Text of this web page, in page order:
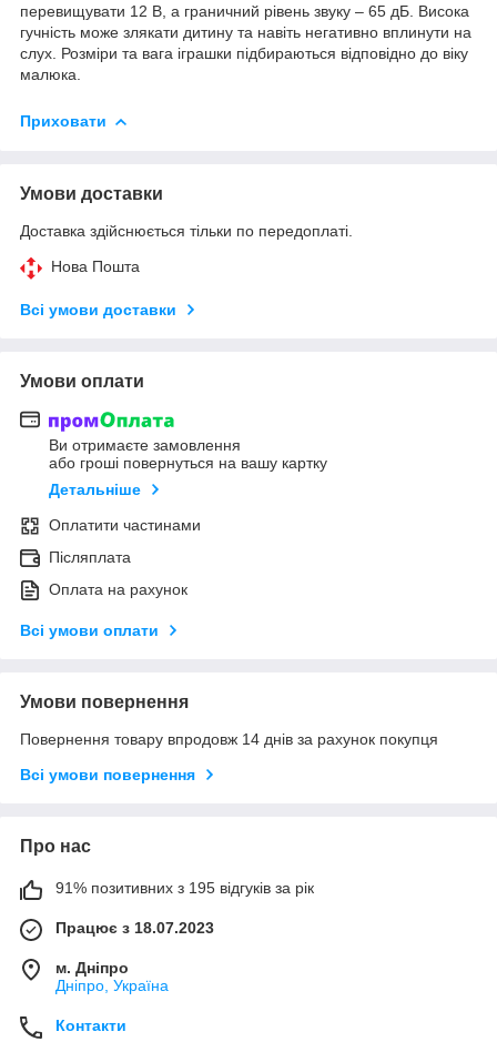
перевищувати 12 В, а граничний рівень звуку – 65 дБ. Висока
гучність може злякати дитину та навіть негативно вплинути на
слух. Розміри та вага іграшки підбираються відповідно до віку
малюка.
Приховати
Умови доставки
Доставка здійснюється тільки по передоплаті.
Нова Пошта
Всі умови доставки
Умови оплати
Ви отримаєте замовлення
або гроші повернуться на вашу картку
Детальніше
Оплатити частинами
Післяплата
Оплата на рахунок
Всі умови оплати
Умови повернення
Повернення товару впродовж 14 днів за рахунок покупця
Всі умови повернення
Про нас
91% позитивних з 195 відгуків за рік
Працює з 18.07.2023
м. Дніпро
Дніпро, Україна
Контакти